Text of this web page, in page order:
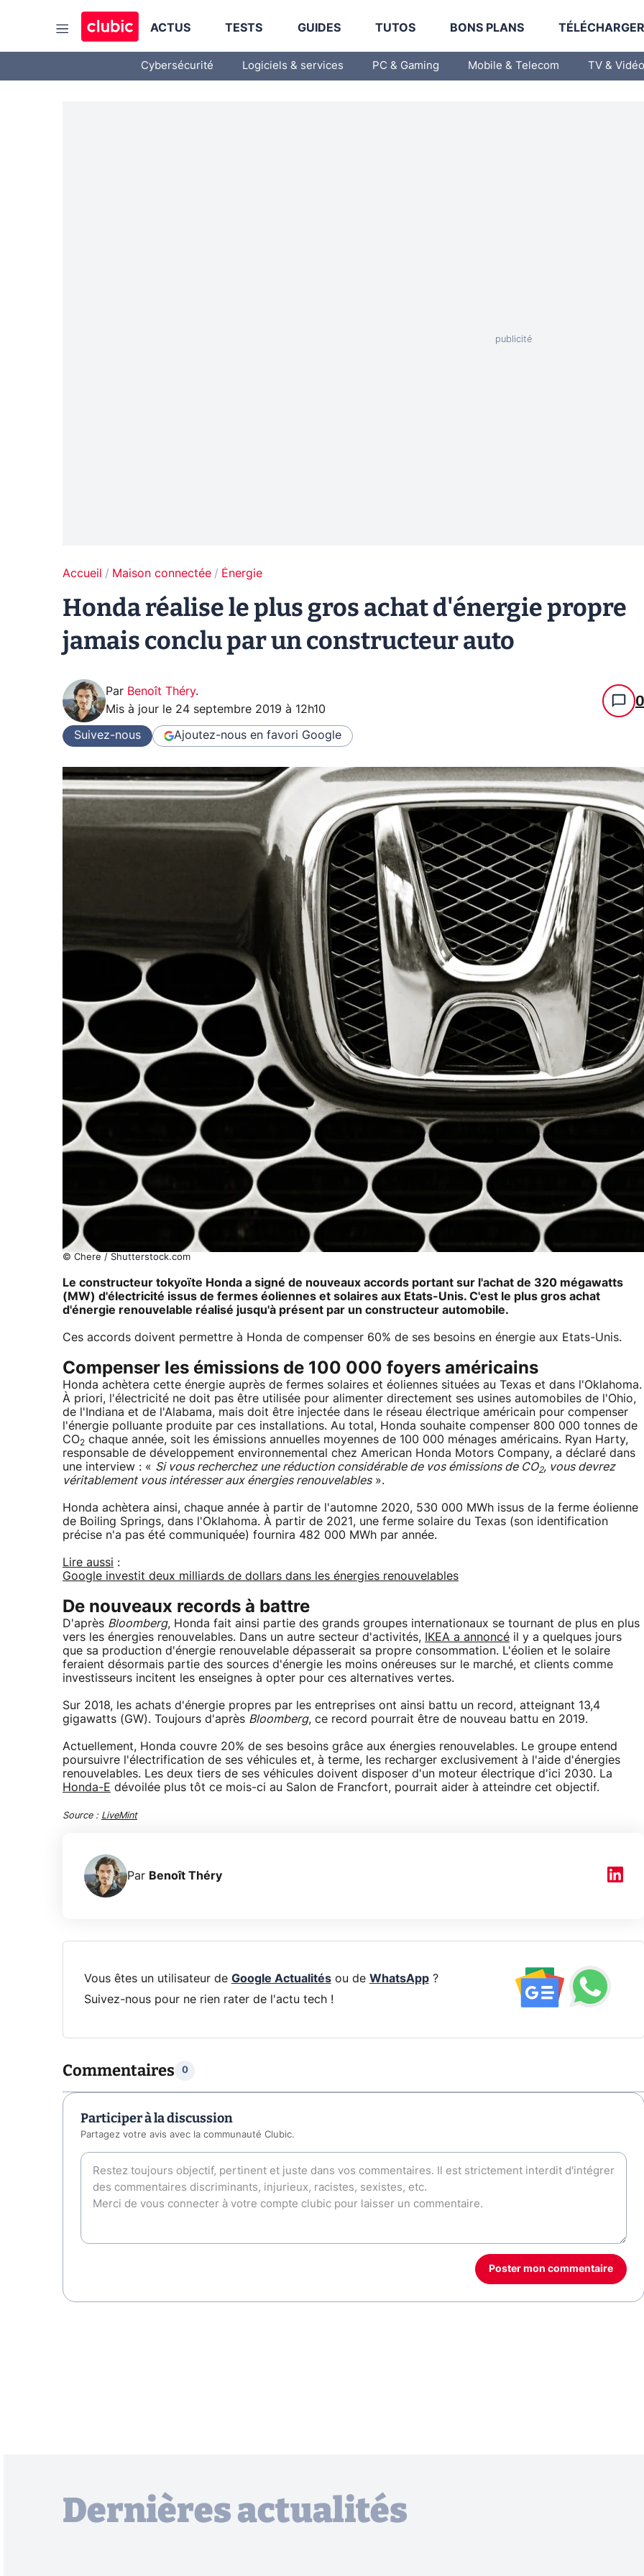
ACTUS TESTS GUIDES TUTOS BONS PLANS
Cybersécurité Logiciels & services PC & Gaming Mobile & Telecom TV & Vidéo
Accueil Maison connectée Énergie
Honda réalise le plus gros achat d'énergie propre
jamais conclu par un constructeur auto
Par Benoît Théry.
Mis à jour le 24 septembre 2019 à 12h10 0
Suivez-nous Ajoutez-nous en favori Google
© Chere / Shutterstock.com
Le constructeur tokyoïte Honda a signé de nouveaux accords portant sur l'achat de 320 mégawatts
(MW) d'électricité issus de fermes éoliennes et solaires aux Etats-Unis. C'est le plus gros achat
d'énergie renouvelable réalisé jusqu'à présent par un constructeur automobile.
Ces accords doivent permettre à Honda de compenser 60% de ses besoins en énergie aux Etats-Unis.
Compenser les émissions de 100 000 foyers américains
Honda achètera cette énergie auprès de fermes solaires et éoliennes situées au Texas et dans l'Oklahoma.
À priori, l'électricité ne doit pas être utilisée pour alimenter directement ses usines automobiles de l'Ohio,
de l'Indiana et de l'Alabama, mais doit être injectée dans le réseau électrique américain pour compenser
l'énergie polluante produite par ces installations. Au total, Honda souhaite compenser 800 000 tonnes de
CO2 chaque année, soit les émissions annuelles moyennes de 100 000 ménages américains. Ryan Harty,
responsable de développement environnemental chez American Honda Motors Company, a déclaré dans
une interview : « Si vous recherchez une réduction considérable de vos émissions de CO2, vous devrez
véritablement vous intéresser aux énergies renouvelables».
Honda achètera ainsi, chaque année à partir de l'automne 2020, 530 000 MWh issus de la ferme éolienne
de Boiling Springs, dans l'Oklahoma. À partir de 2021, une ferme solaire du Texas (son identification
précise n'a pas été communiquée) fournira 482 000 MWh par année.
Lire aussi :
Google investit deux milliards de dollars dans les énergies renouvelables
De nouveaux records à battre
D'après Bloomberg, Honda fait ainsi partie des grands groupes internationaux se tournant de plus en plus
vers les énergies renouvelables. Dans un autre secteur d'activités,
IKEA a annoncé il y a quelques jours
que sa production d'énergie renouvelable dépasserait sa propre consommation. L'éolien et le solaire
feraient désormais partie des sources d'énergie les moins onéreuses sur le marché, et clients comme
investisseurs incitent les enseignes à opter pour ces alternatives vertes.
Sur 2018, les achats d'énergie propres par les entreprises ont ainsi battu un record, atteignant 13,4
gigawatts (GW). Toujours d'après Bloomberg, ce record pourrait être de nouveau battu en 2019.
Actuellement, Honda couvre 20% de ses besoins grâce aux énergies renouvelables. Le groupe entend
poursuivre l'électrification de ses véhicules et, à terme, les recharger exclusivement à l'aide d'énergies
renouvelables. Les deux tiers de ses véhicules doivent disposer d'un moteur électrique d'ici 2030. La
Honda-E dévoilée plus tôt ce mois-ci au Salon de Francfort, pourrait aider à atteindre cet objectif.
Source : LiveMint
Par Benoît Théry
Vous êtes un utilisateur de Google Actualitésou de WhatsApp?
Suivez-nous pour ne rien rater de l'actu tech !
Commentaires 0
Participer à la discussion
Partagez votre avis avec la communauté Clubic.
Poster mon commentaire
Dernières actualités